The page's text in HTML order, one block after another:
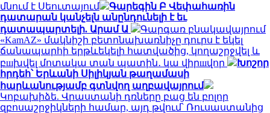
մնում է Սեուտայում
Գարեգին Բ Վեփահառին
դատարան կանչելն անընդունելի է եւ
դատապարտելի. Արամ Ա
Գարգառ բնակավայրում
«KamAZ» մակնիշի բետոնախառնիչը դուրս է եկել
ճանապարհի երթևեկելի հատվածից, կողաշրջվել և
բшխվել մոտակա տան պատին․ կա վիրшվոր
Խոշոր
հրդեհ՝ Երևանի Սիլիկյան թաղամասի
հարևանությամբ գտնվող աղբավայրում
Կոբախիձե. Վրաստանի դռները բաց են բոլոր
զբոսաշրջիկների համար, այդ թվում՝ Ռուսաստանից